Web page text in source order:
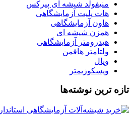
منیفولد شیشه ای پیرکس
هات پلیت آزمایشگاهی
هاون آزمایشگاهی
همزن شیشه ای
هیدرومتر آزمایشگاهی
ولتامتر هافمن
ویال
ویسکوزیمتر
تازه ترین نوشته‌ها